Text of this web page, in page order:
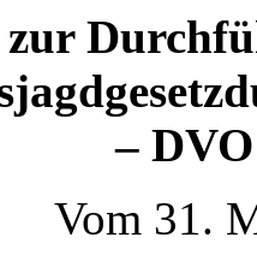
–
Vom 31.